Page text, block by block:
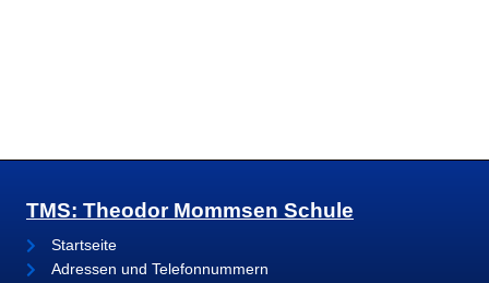
TMS: Theodor Mommsen Schule
Startseite
Adressen und Telefonnummern